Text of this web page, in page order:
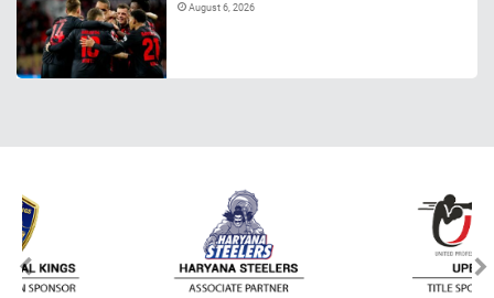
August 6, 2026